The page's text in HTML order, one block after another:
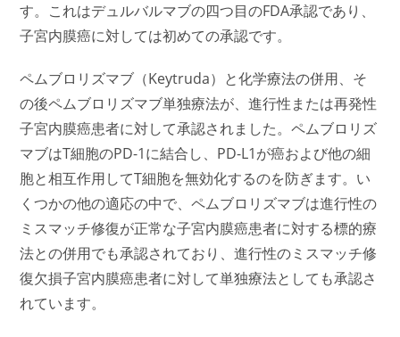
す。これはデュルバルマブの四つ目のFDA承認であり、
子宮内膜癌に対しては初めての承認です。
ペムブロリズマブ（Keytruda）と化学療法の併用、そ
の後ペムブロリズマブ単独療法が、進行性または再発性
子宮内膜癌患者に対して承認されました。ペムブロリズ
マブはT細胞のPD-1に結合し、PD-L1が癌および他の細
胞と相互作用してT細胞を無効化するのを防ぎます。い
くつかの他の適応の中で、ペムブロリズマブは進行性の
ミスマッチ修復が正常な子宮内膜癌患者に対する標的療
法との併用でも承認されており、進行性のミスマッチ修
復欠損子宮内膜癌患者に対して単独療法としても承認さ
れています。